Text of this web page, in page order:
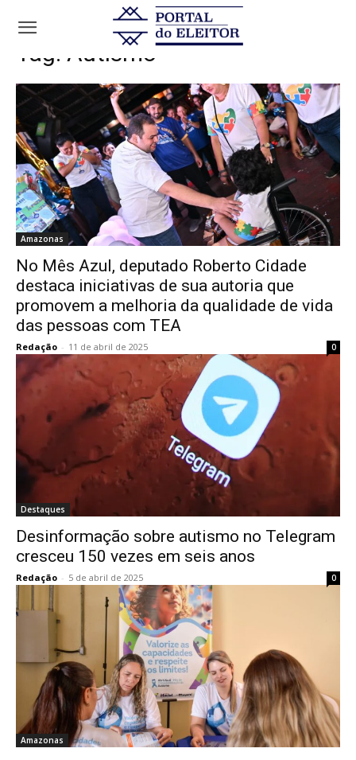
Tags
Tag: Autismo
Amazonas
No Mês Azul, deputado Roberto Cidade
destaca iniciativas de sua autoria que
promovem a melhoria da qualidade de vida
das pessoas com TEA
Redação - 11 de abril de 2025 0
Destaques
Desinformação sobre autismo no Telegram
cresceu 150 vezes em seis anos
Redação - 5 de abril de 2025 0
Amazonas